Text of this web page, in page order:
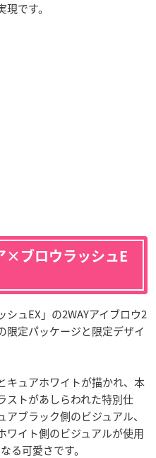
です。
×ブロウラッシュE
ュEX」の2WAYアイブロウ2
限定パッケージと限定デザイ
キュアホワイトが描かれ、本
ストがあしらわれた特別仕
ブラック側のビジュアル、
ワイト側のビジュアルが使用
る可愛さです。